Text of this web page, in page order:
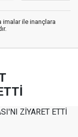
imalar ile inançlara